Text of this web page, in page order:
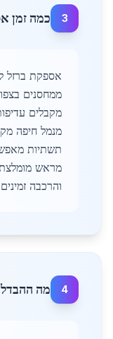
3 כמה זמן
ממחסנים
מקבלים
תשתיות
מראש מומלצת
והרכבה זמינים
4 מה ההבדל